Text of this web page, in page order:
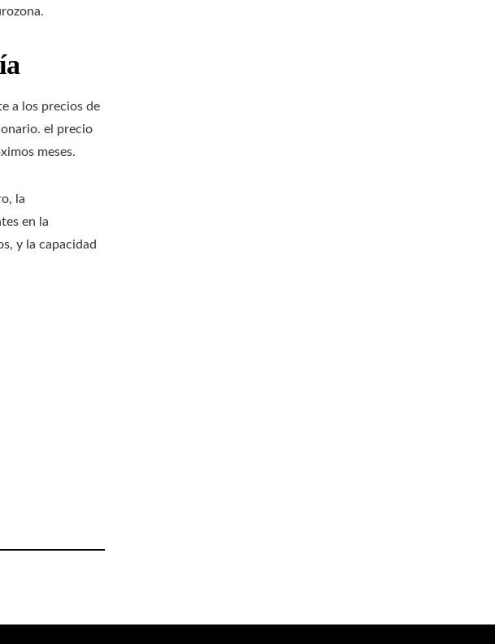
a los precios de
el precio
meses.
la
en la
y la capacidad